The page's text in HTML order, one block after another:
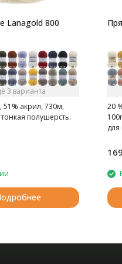
Lanagold 800
3 варианта
51% акрил, 730м,
полушерсть.
20
для
169